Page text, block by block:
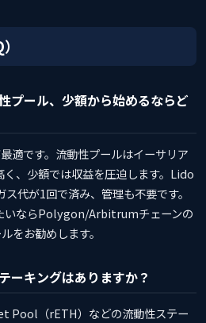
プール、少額から始めるならど
適です。流動性プールはイーサリア
、少額では収益を圧迫します。Lido
代が1回で済み、管理も不要です。
いならPolygon/Arbitrumチェーンの
をお勧めします。
ーキングはありますか？
Pool（rETH）などの流動性ステー